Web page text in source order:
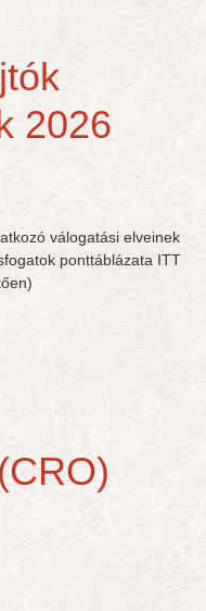
2026
válogatási elveinek
ponttáblázata ITT